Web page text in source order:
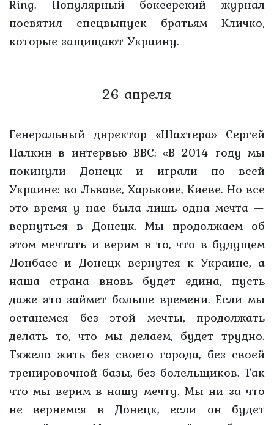
Ring. Популярный боксерский журнал
посвятил спецвыпуск братьям Кличко,
которые защищают Украину.
26 апреля
Генеральный директор «Шахтера» Сергей
Палкин в интервью ВВС: «В 2014 году мы
покинули Донецк и играли по всей
Украине: во Львове, Харькове, Киеве. Но все
это время у нас была лишь одна мечта —
вернуться в Донецк. Мы продолжаем об
этом мечтать и верим в то, что в будущем
Донбасс и Донецк вернутся к Украине, а
наша страна вновь будет едина, пусть
даже это займет больше времени. Если мы
останемся без этой мечты, продолжать
делать то, что мы делаем, будет трудно.
Тяжело жить без своего города, без своей
тренировочной базы, без болельщиков. Так
что мы верим в нашу мечту. Мы ни за что
не вернемся в Донецк, если он будет